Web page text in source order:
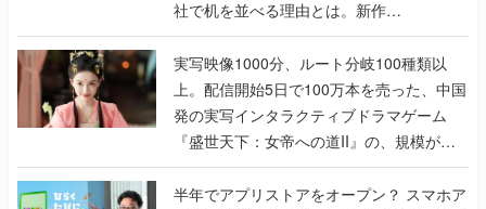
社で机を並べる理由とは。新作
『TATSUJIN EXTREME』で初タッグを組
んだレジェンド2人に訊く開発秘話
実写映像1000分、ルート分岐100種類以
上。配信開始5日で100万本を売った、中国
発の実写インタラクティブドラマゲーム
『盛世天下：女帝への道II』の、規模が違
うこだわりをプロデューサーに聞いた
半年でアプリストアをオープン？ スマホア